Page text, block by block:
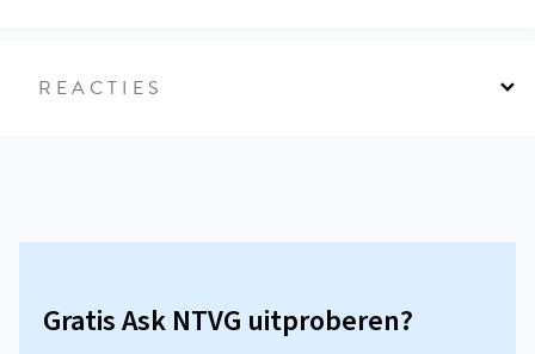
REACTIES
Gratis Ask NTVG uitproberen?